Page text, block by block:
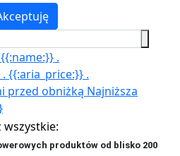
{{:name:}} .
. {{:aria_price:}} .
przed obniżką Najniższa
wszystkie:
produktów od blisko 200